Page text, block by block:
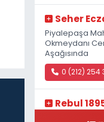
Seher
Piyalepaşa
Okmeydanı
Aşağısında
0 (212) 254
Rebul